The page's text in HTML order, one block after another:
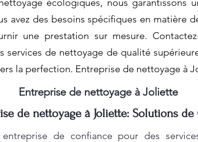
écologiques, nous garantissons
avez des besoins spécifiques en matière
une prestation sur mesure.
de nettoyage de qualité
la perfection. Entreprise de nettoyage à
Entreprise de nettoyage à Joliette
de nettoyage à Joliette: Solutions
entreprise de confiance pour des